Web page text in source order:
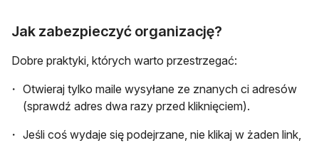
Jak zabezpieczyć organizację?
Dobre praktyki, których warto przestrzegać:
Otwieraj tylko maile wysyłane ze znanych ci adresów
(sprawdź adres dwa razy przed kliknięciem).
Jeśli coś wydaje się podejrzane, nie klikaj w żaden link,